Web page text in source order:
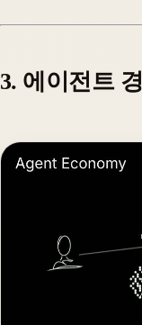
3. 에이전트